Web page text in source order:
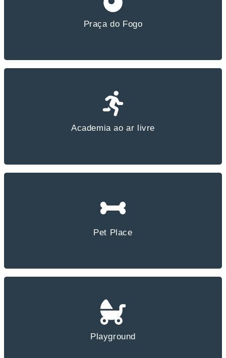
Praça do Fogo
Academia ao ar livre
Pet Place
Playground